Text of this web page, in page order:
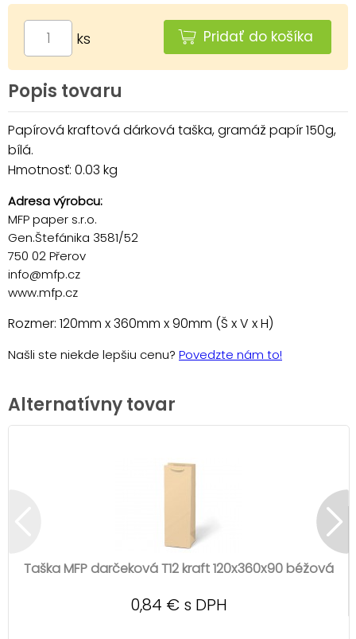
ks Pridať do košíka
Popis tovaru
Papírová kraftová dárková taška, gramáž papír 150g,
bílá.
Hmotnosť: 0.03 kg
Adresa výrobcu:
MFP paper s.r.o.
Gen.Štefánika 3581/52
750 02 Přerov
info@mfp.cz
www.mfp.cz
Rozmer: 120mm x 360mm x 90mm (Š x V x H)
Našli ste niekde lepšiu cenu? Povedzte nám to!
Alternatívny tovar
Taška MFP darčeková T12 kraft 120x360x90 béžová
0,84 € s DPH